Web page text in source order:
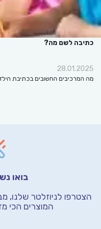
כתיבה לשם מה?
28.01.2025
מה המרכיבים החשובים בכתיבת
בואו
הצטרפו לניוזלטר שלנו,
המוצרים הכי